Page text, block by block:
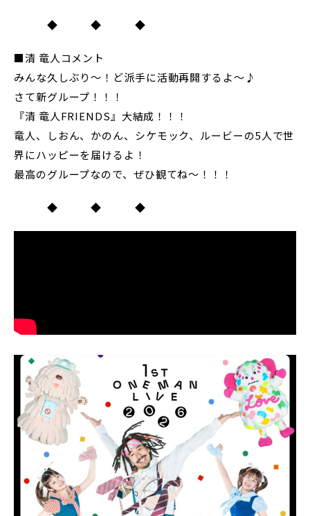
◆ ◆ ◆
■清 竜人コメント
みんな久しぶり〜！ど派手に活動再開するよ〜♪
さて新グループ！！！
『清 竜人FRIENDS』大結成！！！
竜人、しおん、かのん、シケモック、ルービーの5人で世
界にハッピーを届けるよ！
最高のグループなので、ぜひ観てね〜！！！
◆ ◆ ◆